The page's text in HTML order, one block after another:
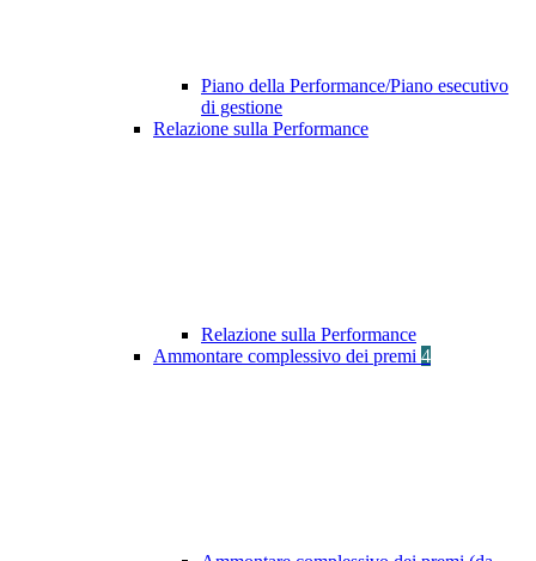
Piano della Performance/Piano esecutivo
di gestione
Relazione sulla Performance
Relazione sulla Performance
Ammontare complessivo dei premi 4